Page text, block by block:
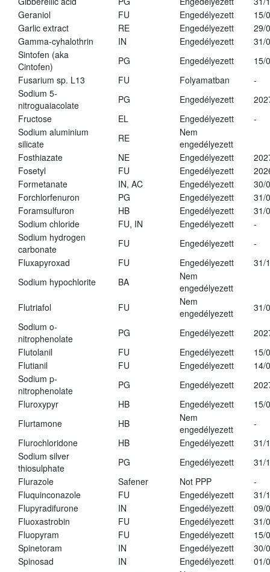
Geraniol
FU Engedélyezett
15/
Garlic extract
RE Engedélyezett
29/
Gamma-cyhalothrin
IN Engedélyezett
31/
Sintofen (aka
Cintofen)
PG Engedélyezett
15/
Fusarium sp. L13
FU Folyamatban
-
Sodium 5-
nitroguaiacolate
PG Engedélyezett
Fructose
EL Engedélyezett
-
Sodium aluminium
silicate
RE
Nem
engedélyezett
Fosthiazate
NE Engedélyezett
Fosetyl
FU Engedélyezett
Formetanate
IN, AC Engedélyezett
30/
Forchlorfenuron
PG Engedélyezett
31/
Foramsulfuron
HB Engedélyezett
31/
Sodium chloride
FU, IN Engedélyezett
-
Sodium hydrogen
carbonate
FU Engedélyezett
-
Fluxapyroxad
FU Engedélyezett
31/
Sodium hypochlorite
BA
Nem
engedélyezett
Flutriafol
FU
Nem
engedélyezett
31/
Sodium o-
nitrophenolate
PG Engedélyezett
Flutolanil
FU Engedélyezett
15/
Flutianil
FU Engedélyezett
14/
Sodium p-
nitrophenolate
PG Engedélyezett
Fluroxypyr
HB Engedélyezett
15/
Flurtamone
HB
Nem
engedélyezett
-
Flurochloridone
HB Engedélyezett
31/
Sodium silver
thiosulphate
PG Engedélyezett
31/
Flurazole
Safener Not PPP
-
Fluquinconazole
FU Engedélyezett
31/
Flupyradifurone
IN Engedélyezett
09/
Fluoxastrobin
FU Engedélyezett
31/
Fluopyram
FU Engedélyezett
15/
Spinetoram
IN Engedélyezett
30/
Spinosad
IN Engedélyezett
01/